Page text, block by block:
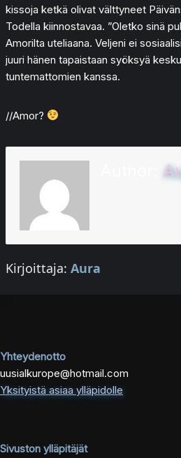
kissoja ketkä olivat välttyneet
Todella kiinnostavaa. ”Oletko sinä
Amorilta uteliaana. Veljeni ei
juuri hänen tapaistaan syöksyä
tuntemattomien kanssa.
//Amor?
Kirjoittaja: Aura
Yhteydenotto
uusialkurope@hotmail.com
Yksityistä asiaa ylläpidolle
Sivuston ylläpitäjät